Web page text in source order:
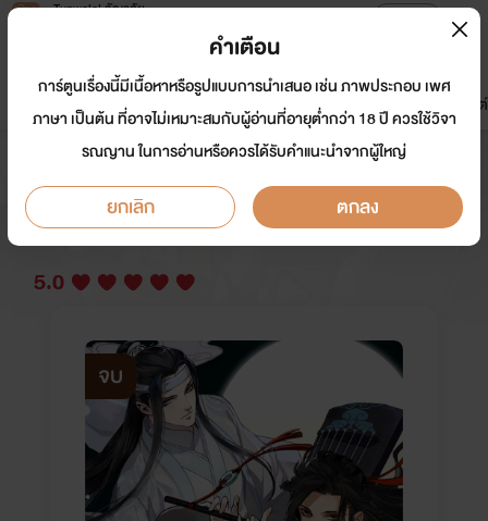
Tunwalai ธัญวลัย
หน้าแรก นิยาย อีบุ๊ก การ์ตูน
มาใหม่
ดรีมแชท ธัญลิสต์
ปรมาจารย์ลัทธิมาร
WeComicsTH
Y
5.0
จบ
คำเตือน
การ์ตูนเรื่องนี้มีเนื้อหาหรือรูปแบบการนำเสนอ เช่น ภาพประกอบ เพศ
ภาษา เป็นต้น ที่อาจไม่เหมาะสมกับผู้อ่านที่อายุต่ำกว่า 18 ปี ควรใช้วิจา
รณญาน ในการอ่านหรือควรได้รับคำแนะนำจากผู้ใหญ่
ยกเลิก ตกลง